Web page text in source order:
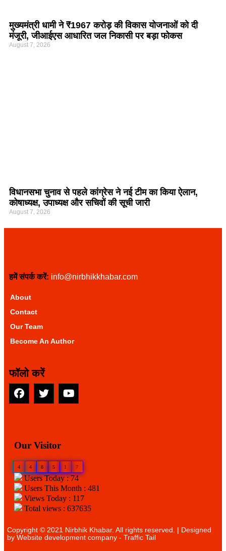
मुख्यमंत्री धामी ने ₹1967 करोड़ की विकास योजनाओं को दी
मंजूरी, जीआईएस आधारित जल निकासी पर बड़ा फोकस
August 7, 2026
विधानसभा चुनाव से पहले कांग्रेस ने नई टीम का किया ऐलान,
कोषाध्यक्ष, उपाध्यक्ष और सचिवों की सूची जारी
August 7, 2026
हमें संपर्क करें: info@nirbhikkhabar.com
About
Contact
Our Team
Become An Author
फॉलो करें
Our Visitor
4 4 8 5 1 7
Users Today : 74
Users This Month : 481
Views Today : 117
Total views : 637635
Copyright © 2021 Nirbhik Khabar. All rights reserved. | Designed
by Website development company - Traffic Tail